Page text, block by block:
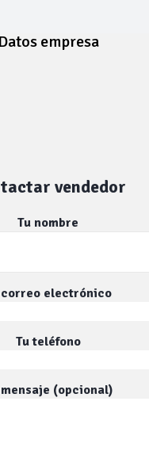
Datos empresa
vendedor
Tu nombre
correo electrónico
Tu teléfono
mensaje (opcional)